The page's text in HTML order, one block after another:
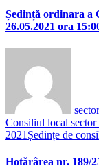
Ședință ordinara a
26.05.2021 ora
Consiliul local sector
2021 Ședințe de
Hotărârea nr. 189/